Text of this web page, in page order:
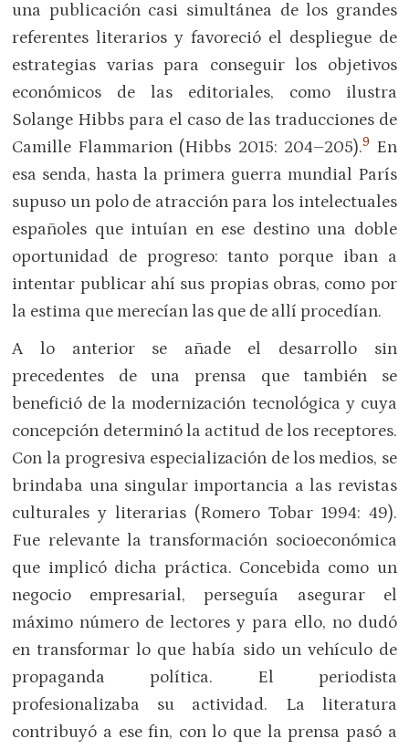
una publicación casi simultánea de los grandes
referentes literarios y favoreció el despliegue de
estrategias varias para conseguir los objetivos
económicos de las editoriales, como ilustra
Solange Hibbs para el caso de las traducciones de
Camille Flammarion (Hibbs 2015: 204–205).9 En
esa senda, hasta la primera guerra mundial París
supuso un polo de atracción para los intelectuales
españoles que intuían en ese destino una doble
oportunidad de progreso: tanto porque iban a
intentar publicar ahí sus propias obras, como por
la estima que merecían las que de allí procedían.
A lo anterior se añade el desarrollo sin
precedentes de una prensa que también se
benefició de la modernización tecnológica y cuya
concepción determinó la actitud de los receptores.
Con la progresiva especialización de los medios, se
brindaba una singular importancia a las revistas
culturales y literarias (Romero Tobar 1994: 49).
Fue relevante la transformación socioeconómica
que implicó dicha práctica. Concebida como un
negocio empresarial, perseguía asegurar el
máximo número de lectores y para ello, no dudó
en transformar lo que había sido un vehículo de
propaganda política. El periodista
profesionalizaba su actividad. La literatura
contribuyó a ese fin, con lo que la prensa pasó a